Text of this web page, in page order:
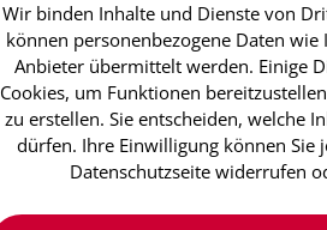
€
Wir binden Inhalte und Dienste von
können personenbezogene Daten wie
Anbieter übermittelt werden. Einige
Cookies, um Funktionen
zu erstellen. Sie entscheiden, welche
dürfen. Ihre Einwilligung können Sie
Datenschutzseite widerrufen